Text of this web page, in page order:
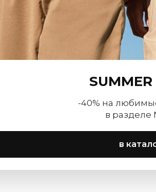
SUMMER
-40% на
в разделе
в